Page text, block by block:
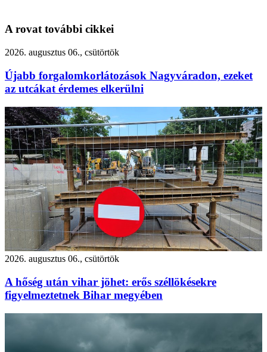
A rovat további cikkei
2026. augusztus 06., csütörtök
Újabb forgalomkorlátozások Nagyváradon, ezeket
az utcákat érdemes elkerülni
2026. augusztus 06., csütörtök
A hőség után vihar jöhet: erős széllökésekre
figyelmeztetnek Bihar megyében